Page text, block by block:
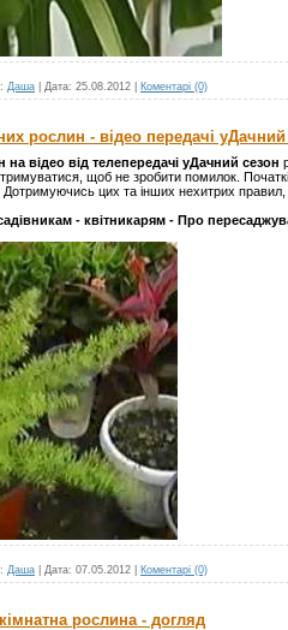
Даша Дата: 25.08.2012 Коментарі (0)
рослин - відео передачі уДачний
відео від телепередачі уДачний сезон
щоб не зробити помилок.
цих та інших нехитрих
- квітникарям - Про
Даша Дата: 07.05.2012 Коментарі (0)
рослина - догляд